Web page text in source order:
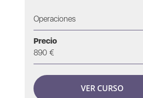
Operaciones
Precio
890 €
VER CURSO